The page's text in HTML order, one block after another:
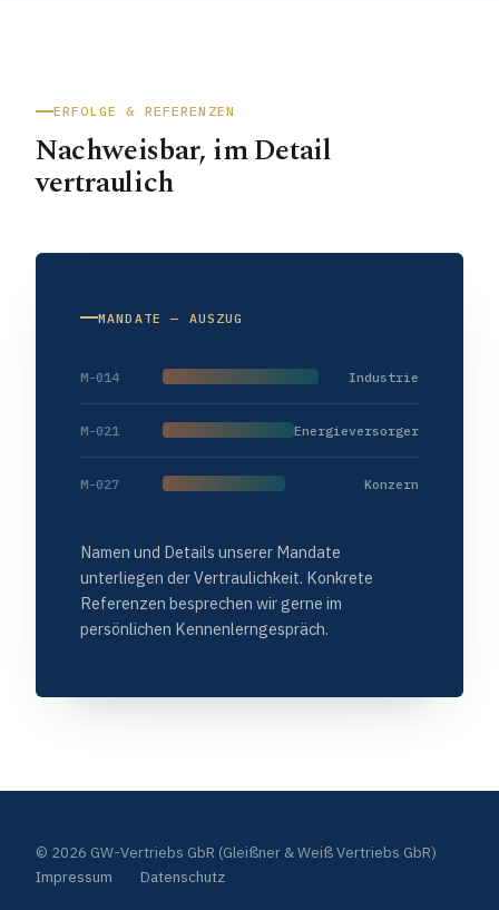
ERFOLGE & REFERENZEN
Nachweisbar, im Detail
vertraulich
MANDATE — AUSZUG
M-014 Industrie
M-021 Energieversorger
M-027 Konzern
Namen und Details unserer Mandate
unterliegen der Vertraulichkeit. Konkrete
Referenzen besprechen wir gerne im
persönlichen Kennenlerngespräch.
© 2026 GW-Vertriebs GbR (Gleißner & Weiß Vertriebs GbR)
Impressum
Datenschutz